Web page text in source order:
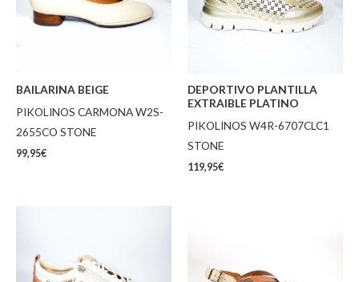
BAILARINA BEIGE
PIKOLINOS CARMONA W2S-
2655CO STONE
99,95€
DEPORTIVO PLANTILLA
EXTRAIBLE PLATINO
PIKOLINOS W4R-6707CLC1
STONE
119,95€